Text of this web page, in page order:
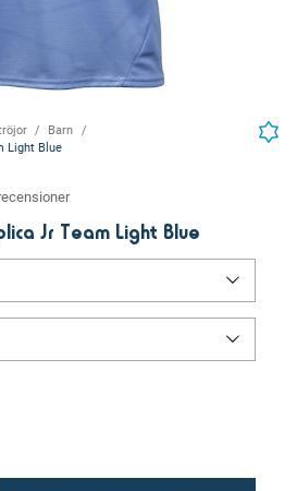
Barn
Light Blue
Jr Team Light Blue